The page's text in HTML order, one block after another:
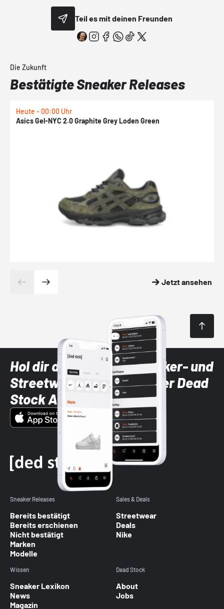
Teil es mit deinen Freunden
Die Zukunft
Bestätigte Sneaker Releases
Heute - 00:00 Uhr
Asics Gel-NYC 2.0 Graphite Grey Loden Green
Jetzt ansehen
Hol dir die neuesten Sneaker- und
Streetwear-Brands mit der Dead
Stock App
Sneaker Releases
Bereits bestätigt
Bereits erschienen
Nicht bestätigt
Marken
Modelle
Sales & Deals
Streetwear
Deals
Nike
Wissen
Sneaker Lexikon
News
Magazin
Dead Stock
About
Jobs